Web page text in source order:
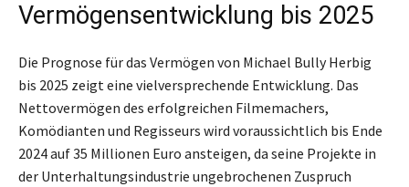
Vermögensentwicklung bis 2025
Die Prognose für das Vermögen von Michael Bully Herbig
bis 2025 zeigt eine vielversprechende Entwicklung. Das
Nettovermögen des erfolgreichen Filmemachers,
Komödianten und Regisseurs wird voraussichtlich bis Ende
2024 auf 35 Millionen Euro ansteigen, da seine Projekte in
der Unterhaltungsindustrie ungebrochenen Zuspruch